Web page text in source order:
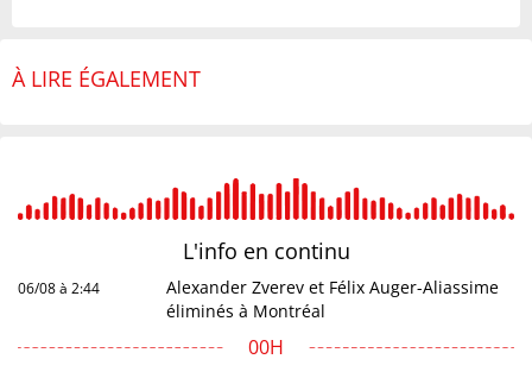
À LIRE ÉGALEMENT
L'info en continu
06/08 à 2:44
Alexander Zverev et Félix Auger-Aliassime
éliminés à Montréal
00H